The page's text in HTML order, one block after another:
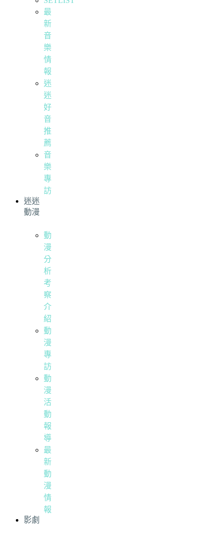
最
新
音
樂
情
報
迷
迷
好
音
推
薦
音
樂
專
訪
迷迷
動漫
動
漫
分
析
考
察
介
紹
動
漫
專
訪
動
漫
活
動
報
導
最
新
動
漫
情
報
影劇